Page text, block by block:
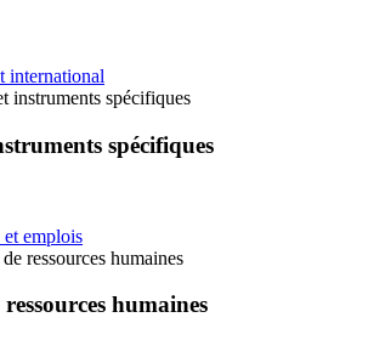
international
instruments spécifiques
spécifiques
et emplois
ressources humaines
humaines